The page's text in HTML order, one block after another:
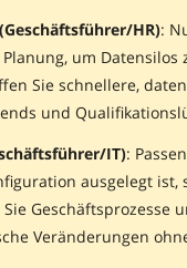
HR):
um
Sie schnellere,
und
IT):
ausgelegt
Veränderungen